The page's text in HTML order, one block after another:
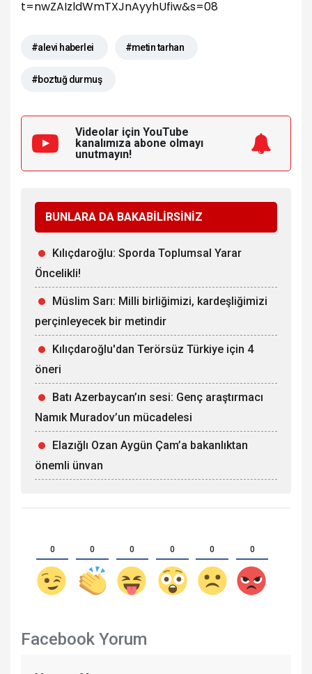
t=nwZAIzldWmTXJnAyyhUfiw&s=08
#alevi haberlei #metin tarhan
#boztuğ durmuş
Videolar için YouTube
kanalımıza abone olmayı
unutmayın!
BUNLARA DA BAKABİLİRSİNİZ
Kılıçdaroğlu: Sporda Toplumsal Yarar
Öncelikli!
Müslim Sarı: Milli birliğimizi, kardeşliğimizi
perçinleyecek bir metindir
Kılıçdaroğlu'dan Terörsüz Türkiye için 4
öneri
Batı Azerbaycan’ın sesi: Genç araştırmacı
Namık Muradov’un mücadelesi
Elazığlı Ozan Aygün Çam’a bakanlıktan
önemli ünvan
0 0 0 0 0 0
Facebook Yorum